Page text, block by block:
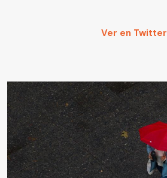
Ver en Twitter